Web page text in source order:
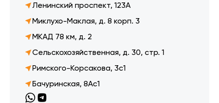
Ленинский проспект, 123А
Миклухо-Маклая, д. 8 корп. 3
МКАД 78 км, д. 2
Сельскохозяйственная, д. 30, стр. 1
Римского-Корсакова, 3с1
Бачуринская, 8Ас1